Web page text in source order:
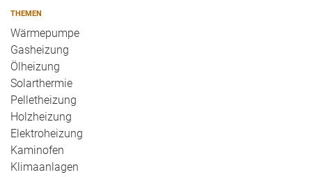
THEMEN
Wärmepumpe
Gasheizung
Ölheizung
Solarthermie
Pelletheizung
Holzheizung
Elektroheizung
Kaminofen
Klimaanlagen